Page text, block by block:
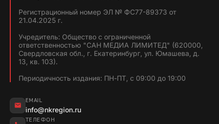
Регистрационный номер ЭЛ № ФС77-89373 от
21.04.2025 г.
Учредитель: Общество с ограниченной
ответственностью "САН МЕДИА ЛИМИТЕД" (620000,
Свердловская обл., г. Екатеринбург, ул. Юмашева, д.
13, кв. 103).
Периодичность издания: ПН-ПТ, с 09:00 до 19:00
EMAIL
info@nkregion.ru
ТЕЛЕФОН